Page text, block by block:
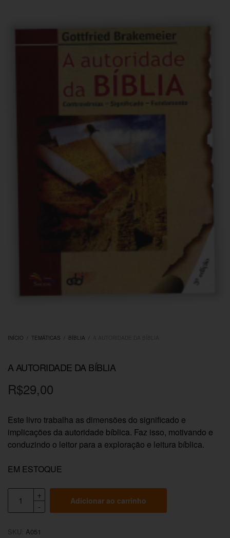
INÍCIO TEMÁTICAS BÍBLIA
A AUTORIDADE DA BÍBLIA
R$29,00
Este livro trabalha as dimensões do significado e
implicações da autoridade bíblica. Faz isso, motivando e
conduzindo o leitor para a exploração e leitura bíblica.
EM ESTOQUE
Adicionar ao carrinho
SKU: A051